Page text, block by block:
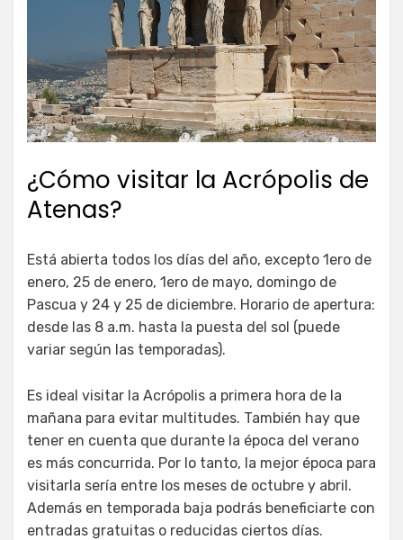
¿Cómo visitar la Acrópolis de
Atenas?
Está abierta todos los días del año, excepto 1ero de
enero, 25 de enero, 1ero de mayo, domingo de
Pascua y 24 y 25 de diciembre. Horario de apertura:
desde las 8 a.m. hasta la puesta del sol (puede
variar según las temporadas).
Es ideal visitar la Acrópolis a primera hora de la
mañana para evitar multitudes. También hay que
tener en cuenta que durante la época del verano
es más concurrida. Por lo tanto, la mejor época para
visitarla sería entre los meses de octubre y abril.
Además en temporada baja podrás beneficiarte con
entradas gratuitas o reducidas ciertos días.